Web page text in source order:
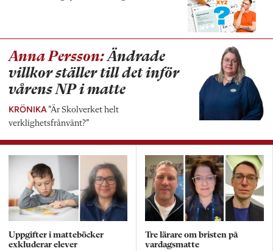
Anna Persson:Ändrade
villkor ställer till det inför
vårens NP i matte
KRÖNIKA”Är Skolverket helt
verklighetsfrånvänt?”
Uppgifter i matteböcker
exkluderar elever
Tre lärare om bristen på
vardagsmatte